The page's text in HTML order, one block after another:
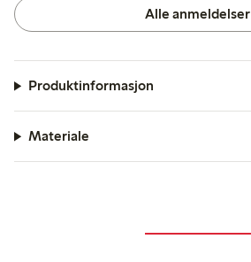
Alle anmeldelser
Produktinformasjon
Materiale